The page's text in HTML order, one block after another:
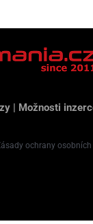
| Možnosti
ochrany